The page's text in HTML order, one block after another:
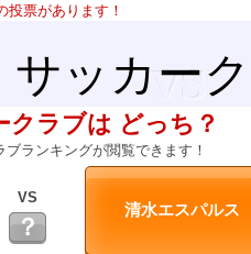
投票があります！
サッカー
クラブは どっち？
ランキングが閲覧できます！
VS
？